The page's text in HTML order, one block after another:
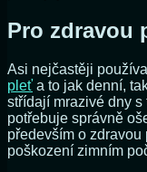
Pro zdravou
Asi nejčastěji
pleť a to jak denní,
střídají mrazivé dny
potřebuje správně
především o
poškození zimním